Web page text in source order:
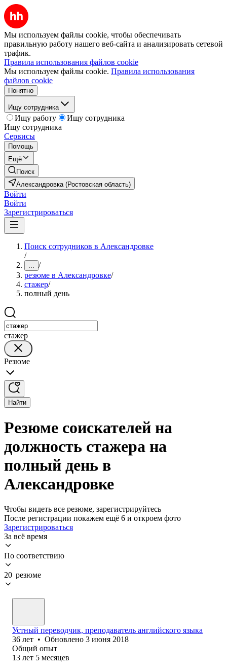
Мы используем файлы cookie, чтобы обеспечивать
правильную работу нашего веб-сайта и анализировать сетевой
трафик.
Правила использования файлов cookie
Мы используем файлы cookie. Правила использования
файлов cookie
Понятно
Ищу сотрудника
Ищу работу
Ищу сотрудника
Ищу сотрудника
Сервисы
Помощь
Ещё
Поиск
Александровка (Ростовская область)
Войти
Войти
Зарегистрироваться
Поиск сотрудников в Александровке
/
... /
резюме в Александровке/
стажер/
полный день
стажер
Резюме
Найти
Резюме соискателей на
должность стажера на
полный день в
Александровке
Чтобы видеть все резюме, зарегистрируйтесь
После регистрации покажем ещё 6 и откроем фото
Зарегистрироваться
За всё время
По соответствию
20 резюме
Устный переводчик, преподаватель английского языка
36 лет • Обновлено 3 июня 2018
Общий опыт
13 лет 5 месяцев